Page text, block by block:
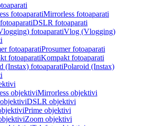
Mirrorless fotoaparati
DSLR fotoaparati
Vlog (Vlogging)
Prosumer fotoaparati
Kompakt fotoaparati
Polaroid (Instax)
Mirrorless objektivi
DSLR objektivi
Prime objektivi
Zoom objektivi